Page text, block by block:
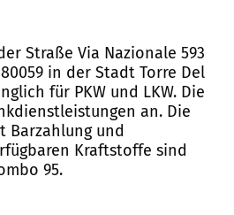
Straße Via Nazionale 593
in der Stadt Torre Del
für PKW und LKW. Die
an. Die
Barzahlung und
Kraftstoffe sind
95.